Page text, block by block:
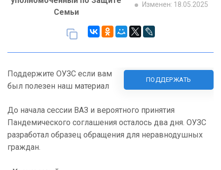
Семьи
Изменен: 18.05.2025
Поддержите ОУЗС если вам
был полезен наш материал
ПОДДЕРЖАТЬ
До начала сессии ВАЗ и вероятного принятия
Пандемического соглашения осталось два дня. ОУЗС
разработал образец обращения для неравнодушных
граждан.